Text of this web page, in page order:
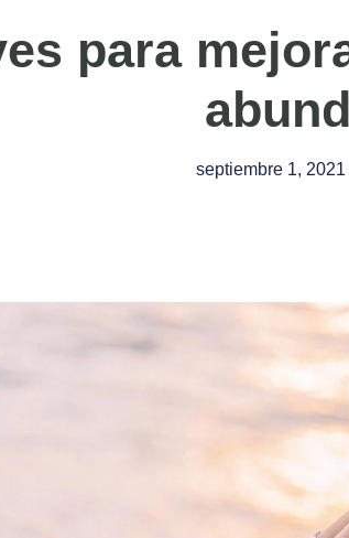
para
septiembre 1, 2021